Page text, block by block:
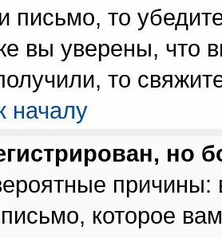
письмо, то
вы уверены, что
то
началу
но
которое